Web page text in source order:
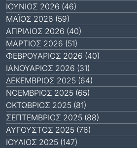
ΙΟΎΝΙΟΣ 2026 (46)
ΜΆΙΟΣ 2026 (59)
ΑΠΡΊΛΙΟΣ 2026 (40)
ΜΆΡΤΙΟΣ 2026 (51)
ΦΕΒΡΟΥΆΡΙΟΣ 2026 (40)
ΙΑΝΟΥΆΡΙΟΣ 2026 (31)
ΔΕΚΈΜΒΡΙΟΣ 2025 (64)
ΝΟΈΜΒΡΙΟΣ 2025 (65)
ΟΚΤΏΒΡΙΟΣ 2025 (81)
ΣΕΠΤΈΜΒΡΙΟΣ 2025 (88)
ΑΎΓΟΥΣΤΟΣ 2025 (76)
ΙΟΎΛΙΟΣ 2025 (147)